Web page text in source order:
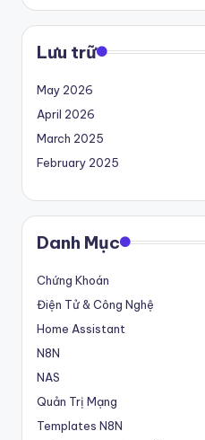
T
ấ
t
c
ả
o
n
m
ộ
t
b
Lưu trữ
May 2026
April 2026
March 2025
February 2025
Danh Mục
Chứng Khoán
Điện Tử & Công Nghệ
Home Assistant
N8N
NAS
Quản Trị Mạng
Templates N8N